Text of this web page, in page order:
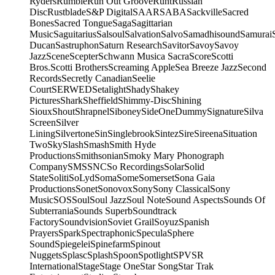
DiscRustbladeS&P DigitalSAARSABASackvilleSacred
BonesSacred TongueSagaSagittarian
MusicSaguitariusSalsoulSalvationSalvoSamadhisoundSamurai
DucanSastruphonSaturn ResearchSavitorSavoySavoy
JazzSceneScepterSchwann Musica SacraScoreScotti
Bros.Scotti BrothersScreaming AppleSea Breeze JazzSecond
RecordsSecretly CanadianSeelie
CourtSERWEDSetalightShadyShakey
PicturesSharkSheffieldShimmy-DiscShining
SiouxShoutShrapnelSiboneySideOneDummySignatureSilva
ScreenSilver
LiningSilvertoneSinSinglebrookSintezSireSireenaSituation
TwoSkySlashSmashSmith Hyde
ProductionsSmithsonianSmoky Mary Phonograph
CompanySMSSNCSo RecordingsSolarSolid
StateSolitiSoLydSomaSomeSomersetSona Gaia
ProductionsSonetSonovoxSonySony ClassicalSony
MusicSOSSoulSoul JazzSoul NoteSound AspectsSounds Of
SubterraniaSounds SuperbSoundtrack
FactorySoundvisionSoviet GrailSoyuzSpanish
PrayersSparkSpectraphonicSpeculaSphere
SoundSpiegeleiSpinefarmSpinout
NuggetsSplascSplashSpoonSpotlightSPVSR
InternationalStageStage OneStar SongStar Trak